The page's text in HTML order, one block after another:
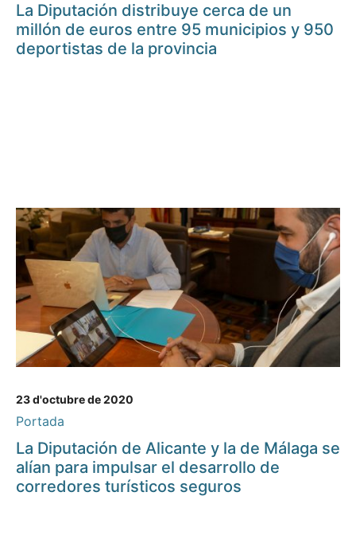
La Diputación distribuye cerca de un
millón de euros entre 95 municipios y 950
deportistas de la provincia
23 d'octubre de 2020
Portada
La Diputación de Alicante y la de Málaga se
alían para impulsar el desarrollo de
corredores turísticos seguros